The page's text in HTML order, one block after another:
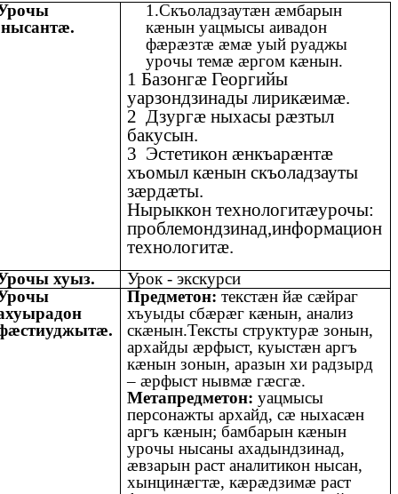
1.Скъоладзаутæн æмбарын
кæнын уацмысы аивадон
фæрæзтæ æмæ уый руаджы
урочы темæ æргом кæнын.
1 Базонгӕ Георгийы
уарзондзинады лирикӕимӕ.
2 Дзургӕ ныхасы рӕзтыл
бакусын.
3 Эстетикон ӕнкъарӕнтӕ
хъомыл кӕнын скъоладзауты
зӕрдӕты.
Нырыккон технологитӕурочы:
проблемондзинад,информацион
технологитӕ.
хуыз.
Урок - экскурси
Предметон: текстæн йæ сæйраг
хъуыды сбæрæг кæнын, анализ
скæнын.Тексты структурæ зонын,
архайды æрфыст, куыстæн аргъ
кæнын зонын, аразын хи радзырд
– æрфыст нывмæ гæсгæ.
Метапредметон: уацмысы
персонажты архайд, сæ ныхасæн
аргъ кæнын; бамбарын кæнын
урочы нысаны ахадындзинад,
æвзарын раст аналитикон нысан,
хынцинæгтæ, кæрæдзимæ раст